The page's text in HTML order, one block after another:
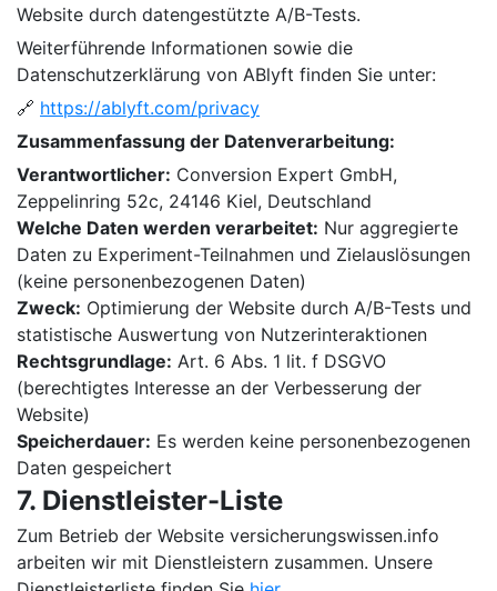
Website durch datengestützte A/B-Tests.
Weiterführende Informationen sowie die
Datenschutzerklärung von ABlyft finden Sie unter:
🔗 https://ablyft.com/privacy
Zusammenfassung der Datenverarbeitung:
Verantwortlicher: Conversion Expert GmbH,
Zeppelinring 52c, 24146 Kiel, Deutschland
Welche Daten werden verarbeitet: Nur aggregierte
Daten zu Experiment-Teilnahmen und Zielauslösungen
(keine personenbezogenen Daten)
Zweck: Optimierung der Website durch A/B-Tests und
statistische Auswertung von Nutzerinteraktionen
Rechtsgrundlage: Art. 6 Abs. 1 lit. f DSGVO
(berechtigtes Interesse an der Verbesserung der
Website)
Speicherdauer: Es werden keine personenbezogenen
Daten gespeichert
7. Dienstleister-Liste
Zum Betrieb der Website versicherungswissen.info
arbeiten wir mit Dienstleistern zusammen. Unsere